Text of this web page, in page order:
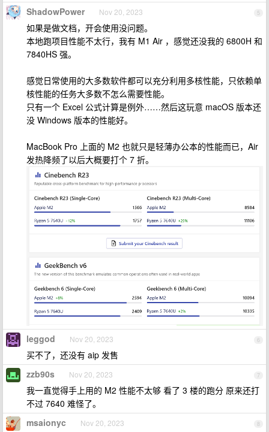
5
ShadowPower Nov 20, 2023
如果是做文档，开会使用没问题。
本地跑项目性能不太行，我有 M1 Air ，感觉还没我的 6800H 和
7840HS 强。
感觉日常使用的大多数软件都可以充分利用多核性能，只依赖单
核性能的任务大多数不怎么需要性能。
只有一个 Excel 公式计算是例外……然后这玩意 macOS 版本还
没 Windows 版本的性能好。
MacBook Pro 上面的 M2 也就只是轻薄办公本的性能而已，Air
发热降频了以后大概要打个 7 折。
6
leggod Nov 20, 2023
买不了，还没有 aip 发售
7
zzb90s Nov 20, 2023
我一直觉得手上用的 M2 性能不太够 看了 3 楼的跑分 原来还打
不过 7640 难怪了。
8
msaionyc Nov 20, 2023